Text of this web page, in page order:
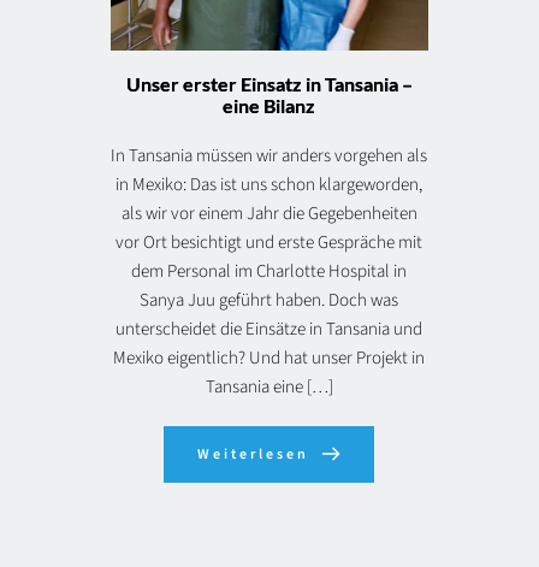
Unser erster Einsatz in Tansania –
eine Bilanz
In Tansania müssen wir anders vorgehen als
in Mexiko: Das ist uns schon klargeworden,
als wir vor einem Jahr die Gegebenheiten
vor Ort besichtigt und erste Gespräche mit
dem Personal im Charlotte Hospital in
Sanya Juu geführt haben. Doch was
unterscheidet die Einsätze in Tansania und
Mexiko eigentlich? Und hat unser Projekt in
Tansania eine […]
Weiterlesen